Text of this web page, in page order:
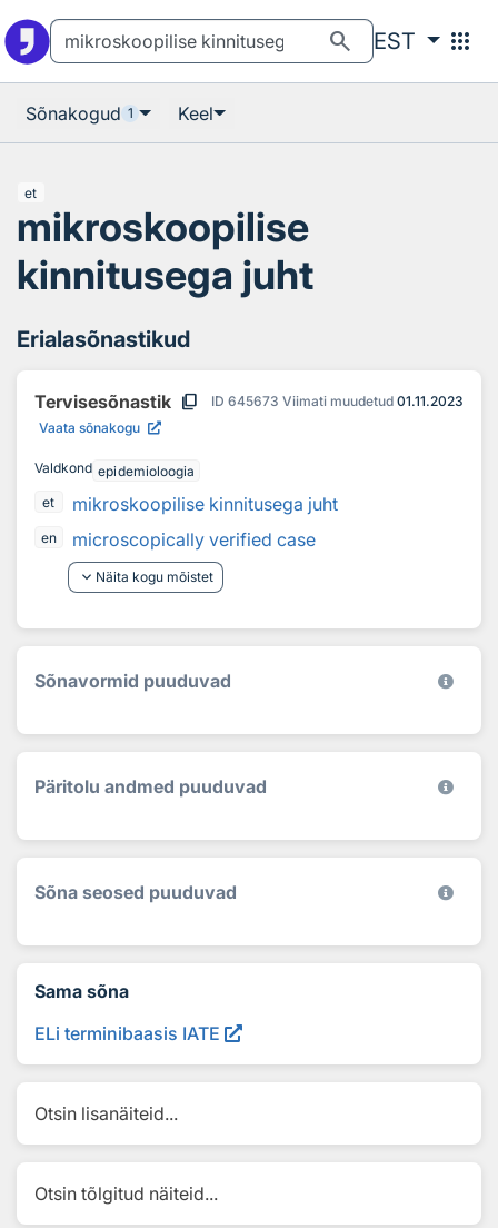
search EST apps
Sõnakogud 1 Keel
et
mikroskoopilise
kinnitusega juht
Erialasõnastikud
Tervisesõnastik content_copy ID 645673 Viimati muudetud 01.11.2023
Vaata sõnakogu
Valdkond epidemioloogia
et
mikroskoopilise kinnitusega juht
en
microscopically verified case
keyboard_arrow_down Näita kogu mõistet
Sõnavormid puuduvad
Päritolu andmed puuduvad
Sõna seosed puuduvad
Sama sõna
ELi terminibaasis IATE
Otsin lisanäiteid...
Otsin tõlgitud näiteid...